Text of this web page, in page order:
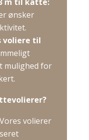
ønsker
voliere til
mulighed for
Vores volierer